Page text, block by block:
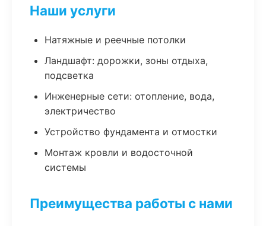
Наши услуги
Натяжные и реечные потолки
Ландшафт: дорожки, зоны отдыха,
подсветка
Инженерные сети: отопление, вода,
электричество
Устройство фундамента и отмостки
Монтаж кровли и водосточной
системы
Преимущества работы с нами